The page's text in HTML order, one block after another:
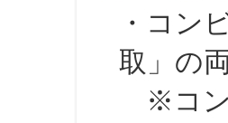
・コン
取」の
※コンビ